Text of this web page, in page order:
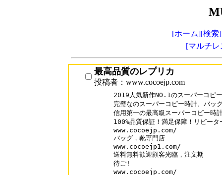
[ホーム][検索]
[マルチ
最高品質のレプリカ
投稿者：www.cocoejp.com
2019人気新作NO.1のスーパーコピ
完璧なのスーパーコピー時計、バッ
信用第一の最高級スーパーコピー時
100%品質保証！満足保障！リピー
www.cocoejp.com/
バッグ，靴専門店
www.cocoejp1.com/
送料無料歓迎顧客光臨，注文期
待ご!
www.cocoejp.com/